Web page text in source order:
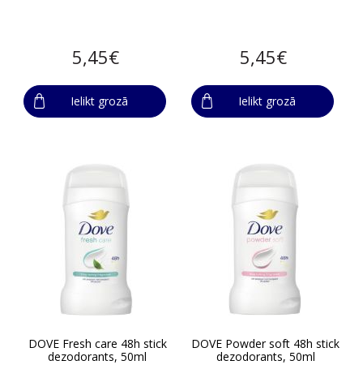
5,45€
Ielikt grozā
5,45€
Ielikt grozā
DOVE Fresh care 48h stick
dezodorants, 50ml
DOVE Powder soft 48h stick
dezodorants, 50ml